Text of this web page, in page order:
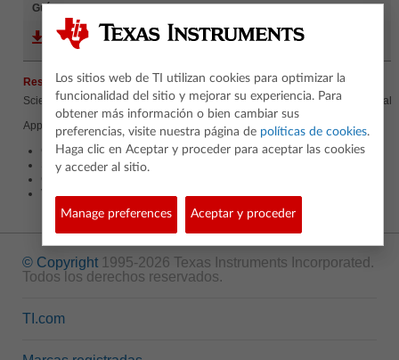
Guías
Science Tools guidebook for TI-83 Plus / TI-84 Plus (English)
Resumen de los beneficios
Science Tools provides the capability to perform unit conversions on your
App elements include:
Constants and conversions
Significant figures calculator
Graphing tool
Vector tool
© Copyright 1995-2026 Texas Instruments Incorporated.
Todos los derechos reservados.
TI.com
Los sitios web de TI utilizan cookies para optimizar la
funcionalidad del sitio y mejorar su experiencia. Para
obtener más información o bien cambiar sus
preferencias, visite nuestra página de políticas de cookies.
Haga clic en Aceptar y proceder para aceptar las cookies
y acceder al sitio.
Manage preferences Aceptar y proceder